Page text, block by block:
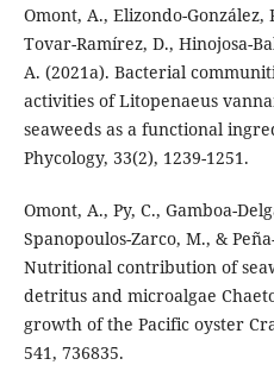
Omont, A., Elizondo-González,
Tovar-Ramírez, D., Hinojosa-
A. (2021a). Bacterial
activities of Litopenaeus
seaweeds as a functional
Phycology, 33(2), 1239-1251.
Omont, A., Py, C., Gamboa-
Spanopoulos-Zarco, M., &
Nutritional contribution of
detritus and microalgae
growth of the Pacific oyster
541, 736835.